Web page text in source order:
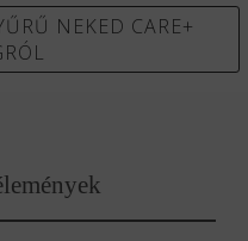
NEKED CARE+